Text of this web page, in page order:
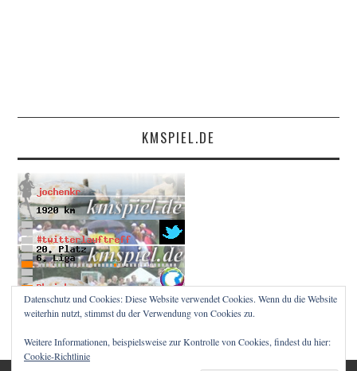
KMSPIEL.DE
Datenschutz und Cookies: Diese Website verwendet Cookies. Wenn du die Website
weiterhin nutzt, stimmst du der Verwendung von Cookies zu.
Weitere Informationen, beispielsweise zur Kontrolle von Cookies, findest du hier:
Cookie-Richtlinie